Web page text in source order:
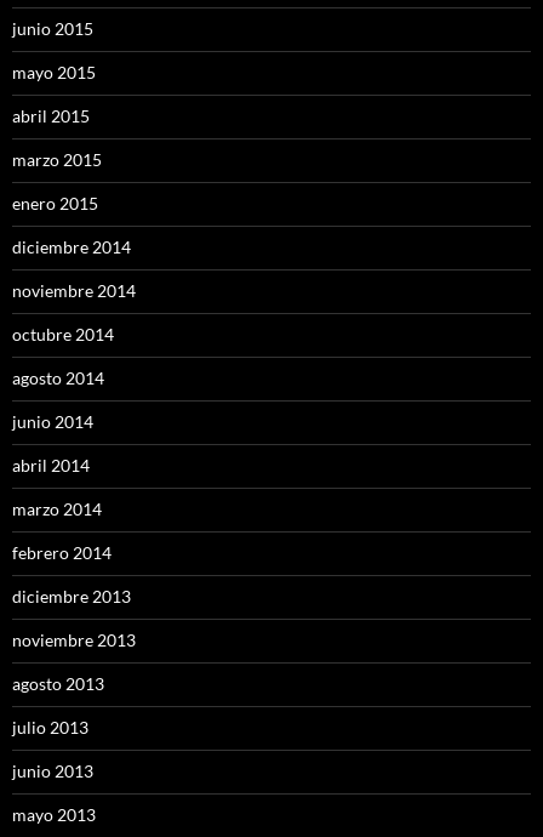
junio 2015
mayo 2015
abril 2015
marzo 2015
enero 2015
diciembre 2014
noviembre 2014
octubre 2014
agosto 2014
junio 2014
abril 2014
marzo 2014
febrero 2014
diciembre 2013
noviembre 2013
agosto 2013
julio 2013
junio 2013
mayo 2013